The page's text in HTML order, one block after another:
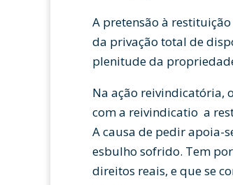
A pretensão à
da privação total de
plenitude da
Na ação reivindicatória,
com a reivindicatio a
A causa de pedir apoia-
esbulho sofrido. Tem
direitos reais, e que se